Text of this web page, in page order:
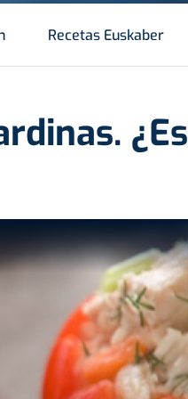
Recetas Euskaber
¿Es